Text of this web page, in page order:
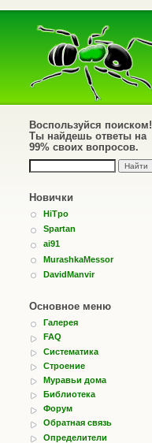
Воспользуйся поиском!
Ты найдешь ответы на
99% своих вопросов.
Новички
HiTpo
Spartan
ai91
MurashkaMessor
DavidManvir
Основное меню
Галерея
FAQ
Систематика
Строение
Муравьи дома
Библиотека
Форум
Обратная связь
Определители